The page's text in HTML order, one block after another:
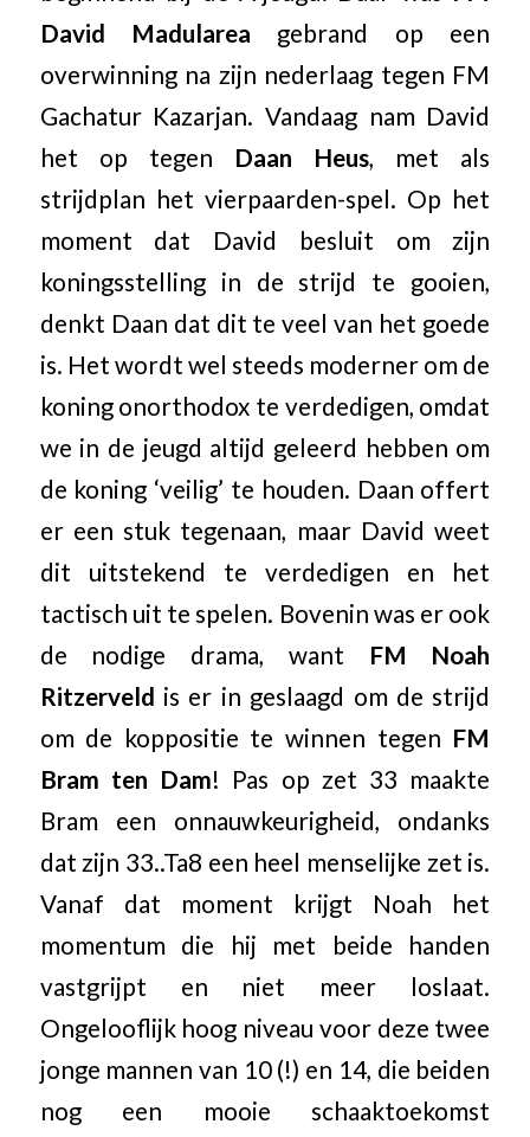
David Madularea gebrand op een
overwinning na zijn nederlaag tegen FM
Gachatur Kazarjan. Vandaag nam David
het op tegen Daan Heus, met als
strijdplan het vierpaarden-spel. Op het
moment dat David besluit om zijn
koningsstelling in de strijd te gooien,
denkt Daan dat dit te veel van het goede
is. Het wordt wel steeds moderner om de
koning onorthodox te verdedigen, omdat
we in de jeugd altijd geleerd hebben om
de koning ‘veilig’ te houden. Daan offert
er een stuk tegenaan, maar David weet
dit uitstekend te verdedigen en het
tactisch uit te spelen. Bovenin was er ook
de nodige drama, want FM Noah
Ritzerveld is er in geslaagd om de strijd
om de koppositie te winnen tegen FM
Bram ten Dam! Pas op zet 33 maakte
Bram een onnauwkeurigheid, ondanks
dat zijn 33..Ta8 een heel menselijke zet is.
Vanaf dat moment krijgt Noah het
momentum die hij met beide handen
vastgrijpt en niet meer loslaat.
Ongelooflijk hoog niveau voor deze twee
jonge mannen van 10 (!) en 14, die beiden
nog een mooie schaaktoekomst